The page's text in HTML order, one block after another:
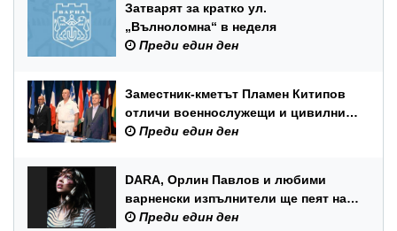
Затварят за кратко ул.
„Вълноломна“ в неделя
Преди един ден
Заместник-кметът Пламен Китипов
отличи военнослужещи и цивилни
служители по повод Празника на
Преди един ден
DARA, Орлин Павлов и любими
варненски изпълнители ще пеят на
празника на Варна
Преди един ден